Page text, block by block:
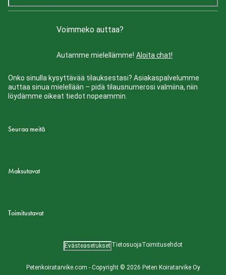
Voimmeko auttaa?
Autamme mielellämme! Aloita chat!
Onko sinulla kysyttävää tilauksestasi? Asiakaspalvelumme
auttaa sinua mielellään – pidä tilausnumerosi valmiina, niin
löydämme oikeat tiedot nopeammin.
Seuraa meitä
Maksutavat
Toimitustavat
Petenkoiratarvike.com - Copyright © 2026 Peten Koiratarvike Oy
Evästeasetukset TietosuojaToimitusehdot